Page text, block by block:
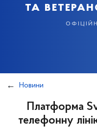
та
Новини
Платформа
телефонну